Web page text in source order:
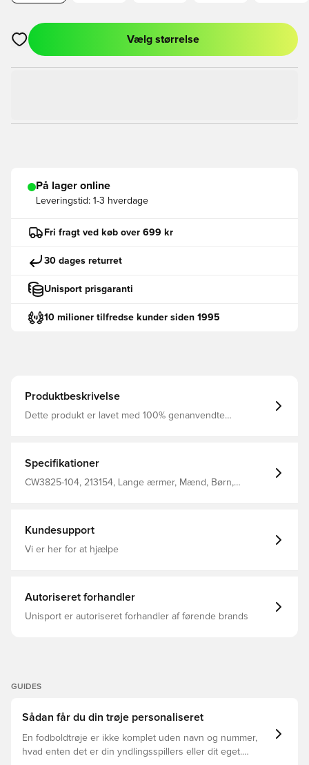
Åbner en Modal til at logge ind eller tilmelde dig som medlem
Vælg størrelse
På lager online
Leveringstid: 1-3 hverdage
Fri fragt ved køb over 699 kr
30 dages returret
Unisport prisgaranti
10 milioner tilfredse kunder siden 1995
Produktbeskrivelse
Dette produkt er lavet med 100% genanvendte
på ryggen øger åndbarheden og hjælper med at holde
Specifikationer
CW3825-104, 213154, Lange ærmer, Mænd, Børn,
Kundesupport
Vi er her for at hjælpe
Autoriseret forhandler
Unisport er autoriseret forhandler af førende brands
GUIDES
Sådan får du din trøje personaliseret
En fodboldtrøje er ikke komplet uden navn og nummer,
hvad enten det er din yndlingsspillers eller dit eget.